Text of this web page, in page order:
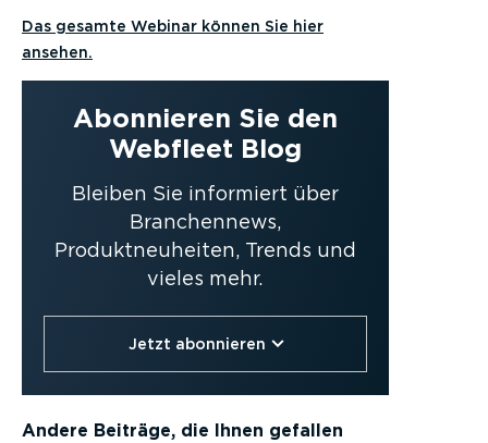
Das gesamte Webinar können Sie hier
ansehen.
Abonnieren Sie den
Webfleet Blog
Bleiben Sie informiert über
Branchennews,
Produktneuheiten, Trends und
vieles mehr.
Jetzt abonnieren
Andere Beiträge, die Ihnen gefallen